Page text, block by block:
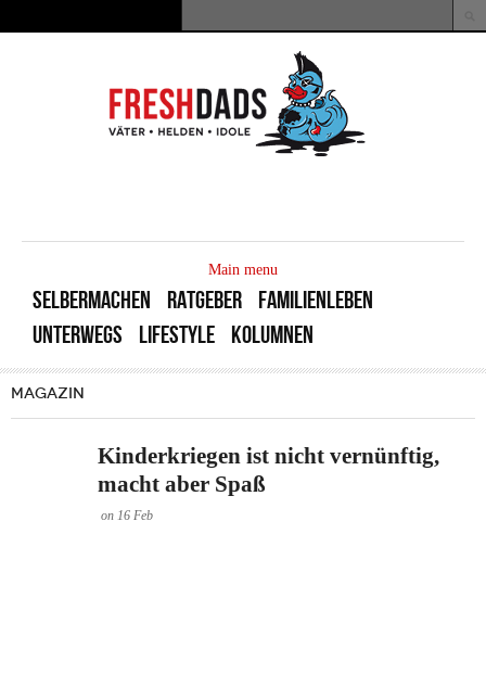
Suchformular
Main menu
SELBERMACHEN RATGEBER
FAMILIENLEBEN
UNTERWEGS
LIFESTYLE KOLUMNEN
MAGAZIN
Kinderkriegen ist nicht vernünftig,
macht aber Spaß
on 16 Feb